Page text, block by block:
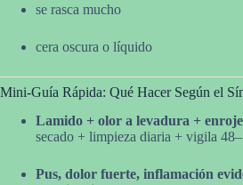
se rasca mucho
cera oscura o líquido
Mini-Guía Rápida: Qué Hacer Según el
Lamido + olor a levadura +
secado + limpieza diaria + vigila
Pus, dolor fuerte, inflamación